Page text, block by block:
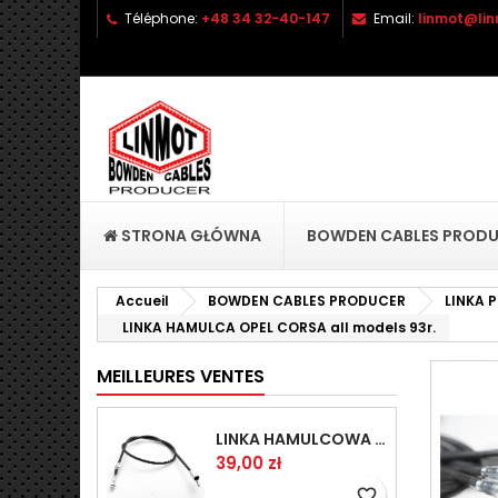
Téléphone: +48 34 32-40-147 Email:
STRONA GŁÓWNA BOWDEN CABLES
Accueil BOWDEN CABLES PRODUCER LINKA
LINKA HAMULCA OPEL CORSA all models 93r.
MEILLEURES VENTES
LINKA HAMULCOWA PRZYCZEPY KNOTT 1440/1230 33921-1.14
Prix
39,00 zł